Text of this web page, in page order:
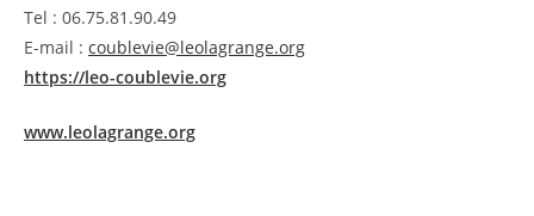
Tel : 06.75.81.90.49
E-mail : coublevie@leolagrange.org
https://leo-coublevie.org
www.leolagrange.org